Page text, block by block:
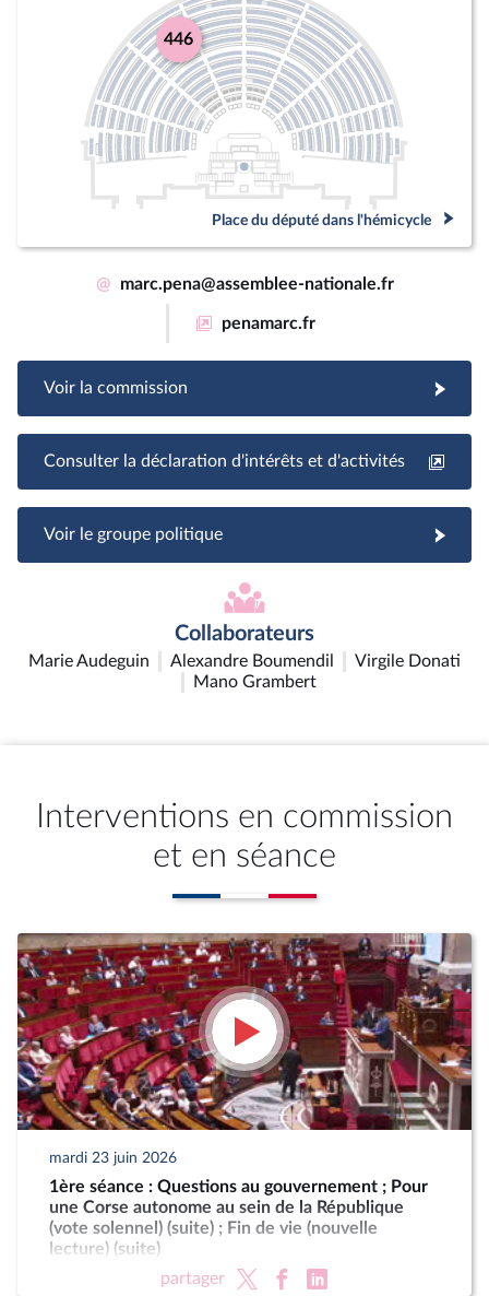
446
Place du député dans l'hémicycle
@ marc.pena@assemblee-nationale.fr
penamarc.fr
Voir la commission
Consulter la déclaration d'intérêts et d'activités
Voir le groupe politique
Collaborateurs
Marie Audeguin Alexandre Boumendil
Virgile Donati
Mano Grambert
Interventions en commission
et en séance
mardi 23 juin 2026
1ère séance : Questions au gouvernement ; Pour
une Corse autonome au sein de la République
(vote solennel) (suite) ; Fin de vie (nouvelle
lecture) (suite)
partager